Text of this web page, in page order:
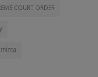
COURT ORDER